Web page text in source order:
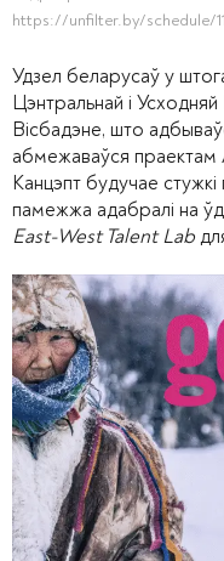
https://unfilter.by/schedule/
Удзел беларусаў у
Цэнтральнай і
Вісбадэне, што
абмежаваўся
Канцэпт будучае
памежжа адабралі на
East-West Talent Lab